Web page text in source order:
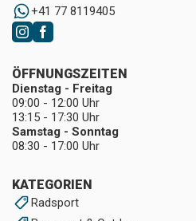
+41 77 8119405
KATEGORIEN
Radsport
ÖFFNUNGSZEITEN
Dienstag - Freitag
09:00 - 12:00 Uhr
13:15 - 17:30 Uhr
Samstag - Sonntag
08:30 - 17:00 Uhr